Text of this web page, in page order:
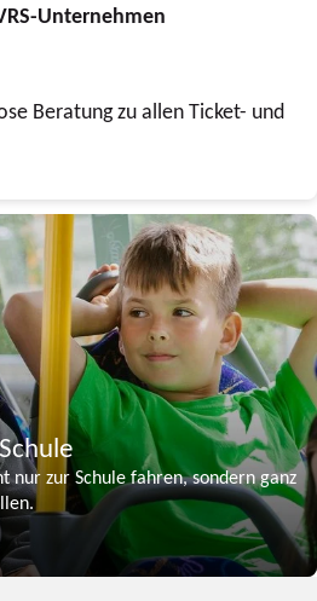
Unternehmen
Beratung zu allen Ticket- und
nur zur Schule fahren, sondern ganz